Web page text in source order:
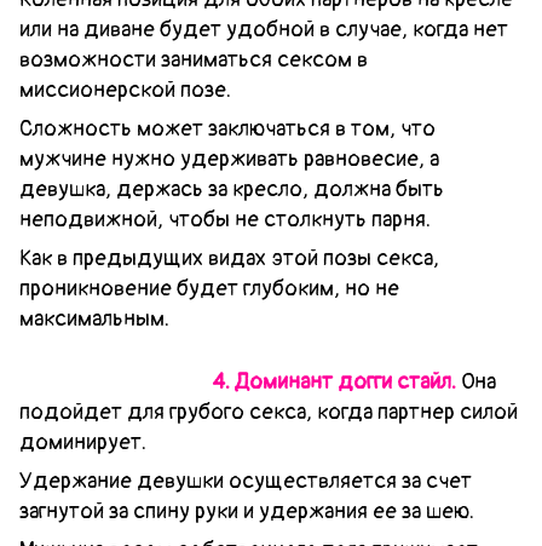
или на диване будет удобной в случае, когда нет
возможности заниматься сексом в
миссионерской позе.
Сложность может заключаться в том, что
мужчине нужно удерживать равновесие, а
девушка, держась за кресло, должна быть
неподвижной, чтобы не столкнуть парня.
Как в предыдущих видах этой позы секса,
проникновение будет глубоким, но не
максимальным.
4. Доминант догги стайл. Она
подойдет для грубого секса, когда партнер силой
доминирует.
Удержание девушки осуществляется за счет
загнутой за спину руки и удержания ее за шею.